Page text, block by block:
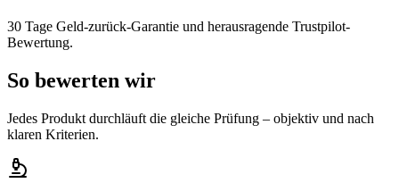
30 Tage Geld-zurück-Garantie und herausragende Trustpilot-
Bewertung.
So bewerten wir
Jedes Produkt durchläuft die gleiche Prüfung – objektiv und nach
klaren Kriterien.